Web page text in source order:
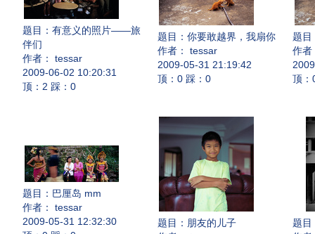
题目： 有意义的照片——旅
伴们
作者： tessar
2009-06-02 10:20:31
顶：2 踩：0
题目： 你要敢越界，我扇你
作者： tessar
2009-05-31 21:19:42
顶：0 踩：0
题目
作者
顶：
题目： 巴厘岛 mm
作者： tessar
2009-05-31 12:32:30
题目： 朋友的儿子
题目